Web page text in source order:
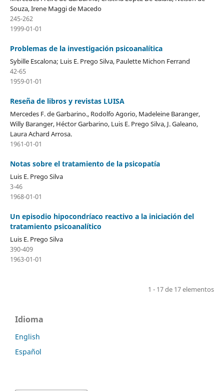
Souza, Irene Maggi de Macedo
245-262
1999-01-01
Problemas de la investigación psicoanalítica
Sybille Escalona; Luis E. Prego Silva, Paulette Michon Ferrand
42-65
1959-01-01
Reseña de libros y revistas LUISA
Mercedes F. de Garbarino., Rodolfo Agorio, Madeleine Baranger,
Willy Baranger, Héctor Garbarino, Luis E. Prego Silva, J. Galeano,
Laura Achard Arrosa.
1961-01-01
Notas sobre el tratamiento de la psicopatía
Luis E. Prego Silva
3-46
1968-01-01
Un episodio hipocondríaco reactivo a la iniciación del
tratamiento psicoanalítico
Luis E. Prego Silva
390-409
1963-01-01
1 - 17 de 17 elementos
Idioma
English
Español